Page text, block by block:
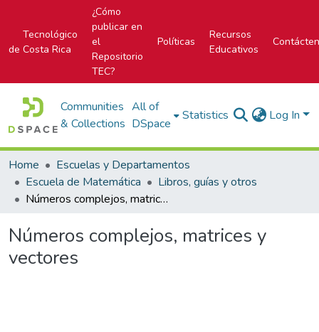
Tecnológico
de Costa Rica
¿Cómo
publicar en
el
Repositorio
TEC?
Políticas
Recursos
Educativos
Communities
& Collections
All of
DSpace
Statistics Log In
Home
Escuelas y Departamentos
Escuela de Matemática
Libros, guías y otros
Números complejos, matrices y vectores
Números complejos, matrices y
vectores